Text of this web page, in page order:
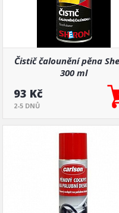
Čistič čalounění pěna
300 ml
93 Kč
2-5 DNŮ